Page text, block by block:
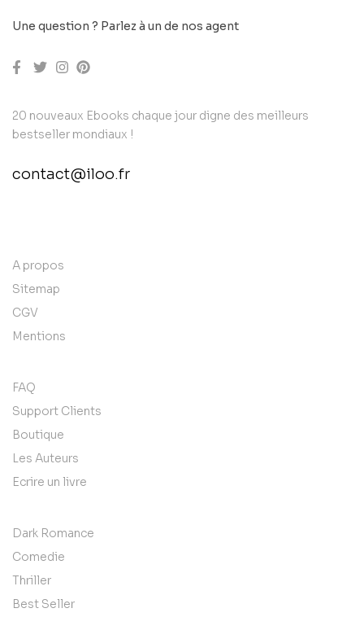
Une question ? Parlez à un de nos agent
20 nouveaux Ebooks chaque jour digne des meilleurs
bestseller mondiaux !
contact@iloo.fr
A propos
Sitemap
CGV
Mentions
FAQ
Support Clients
Boutique
Les Auteurs
Ecrire un livre
Dark Romance
Comedie
Thriller
Best Seller